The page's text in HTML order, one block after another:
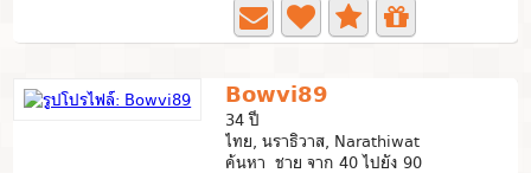
Bowvi89
34 ปี
ไทย, นราธิวาส, Narathiwat
ค้นหา ชาย จาก 40 ไปยัง 90